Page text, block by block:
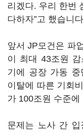
리겠다. 우리 한번
다하자”고 했습니
앞서 JP모건은 파
이 최대 43조원
기에 공장 가동
이탈에 따른 기회
가 100조원 수준
문제는 노사 간